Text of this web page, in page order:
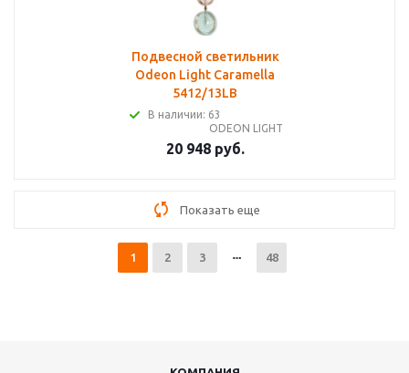
Подвесной светильник
Odeon Light Caramella
5412/13LB
В наличии: 63
ODEON LIGHT
20 948 руб.
Показать еще
1 2 3 48